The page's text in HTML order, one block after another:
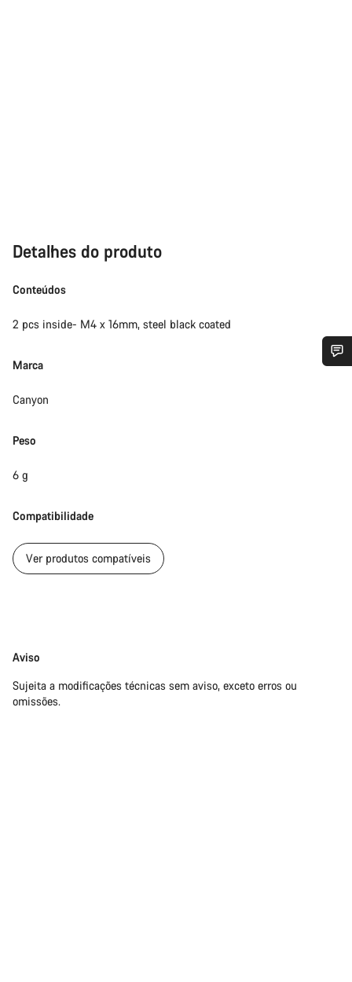
Detalhes do produto
Conteúdos
2 pcs inside- M4 x 16mm, steel black coated
Marca
Canyon
Peso
6 g
Compatibilidade
Ver produtos compatíveis
Limitação
responsabilidade
Aviso
Sujeita a modificações técnicas sem aviso, exceto erros ou
omissões.